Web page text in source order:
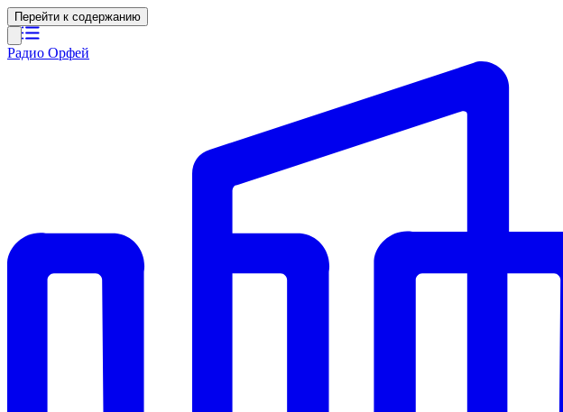
Перейти к содержанию
Радио Орфей